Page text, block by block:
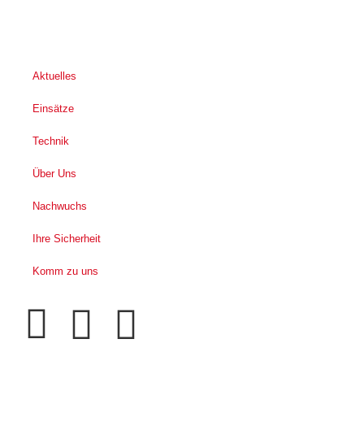
Aktuelles
Einsätze
Technik
Über Uns
Nachwuchs
Ihre Sicherheit
Komm zu uns